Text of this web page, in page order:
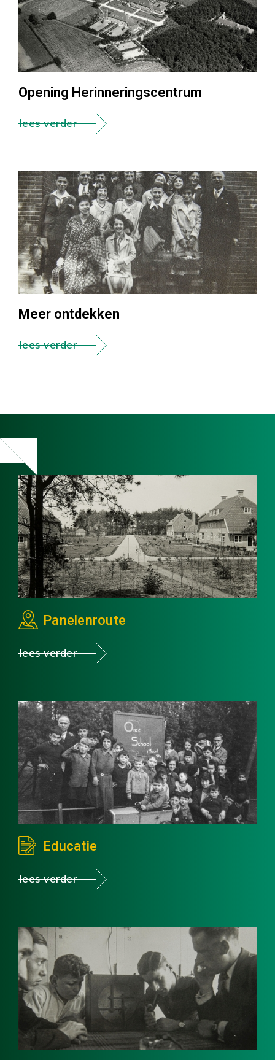
Opening Herinneringscentrum
lees verder
Meer ontdekken
lees verder
Panelenroute
lees verder
Educatie
lees verder